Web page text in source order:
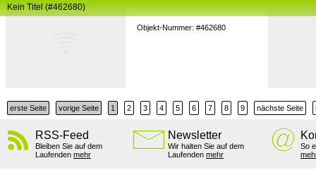
Objekt-Nummer: #462680
Kein Titel (#462680)
erste Seite vorige Seite 1 2 3 4 5 6 7 8 9 nächste Seite
RSS-Feed
Bleiben Sie auf dem
Laufenden mehr
Newsletter
Wir halten Sie auf dem
Laufenden mehr
So